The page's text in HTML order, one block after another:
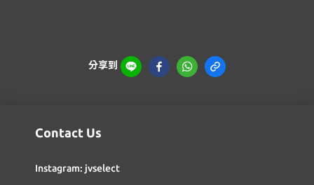
分享到
Contact Us
Instagram: jvselect